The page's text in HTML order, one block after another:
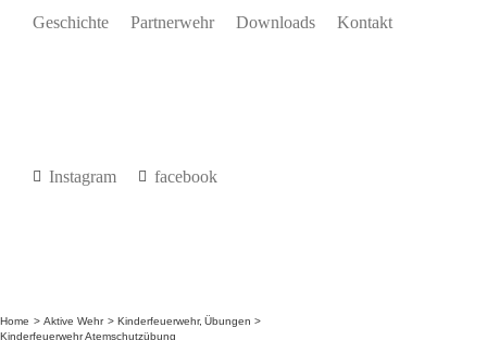
Geschichte Partnerwehr Downloads Kontakt
Instagram facebook
Home Aktive Wehr Kinderfeuerwehr Übungen
Kinderfeuerwehr Atemschutzübung